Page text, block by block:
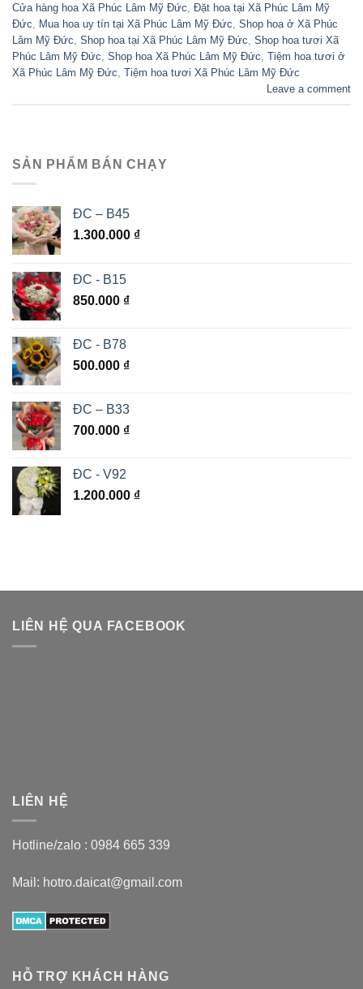
Cửa hàng hoa Xã Phúc Lâm Mỹ Đức Đặt hoa tại Xã Phúc Lâm Mỹ
Đức
Mua hoa uy tín tại Xã Phúc Lâm Mỹ Đức Shop hoa ở Xã Phúc
Lâm Mỹ Đức Shop hoa tại Xã Phúc Lâm Mỹ Đức Shop hoa tươi Xã
Phúc Lâm Mỹ Đức Shop hoa Xã Phúc Lâm Mỹ Đức Tiệm hoa tươi ở
Xã Phúc Lâm Mỹ Đức Tiệm hoa tươi Xã Phúc Lâm Mỹ Đức
Leave a comment
SẢN PHẨM BÁN CHẠY
ĐC – B45
1.300.000 ₫
ĐC - B15
850.000 ₫
ĐC - B78
500.000 ₫
ĐC – B33
700.000 ₫
ĐC - V92
1.200.000 ₫
LIÊN HỆ QUA FACEBOOK
LIÊN HỆ
Hotline/zalo : 0984 665 339
Mail: hotro.daicat@gmail.com
HỖ TRỢ KHÁCH HÀNG